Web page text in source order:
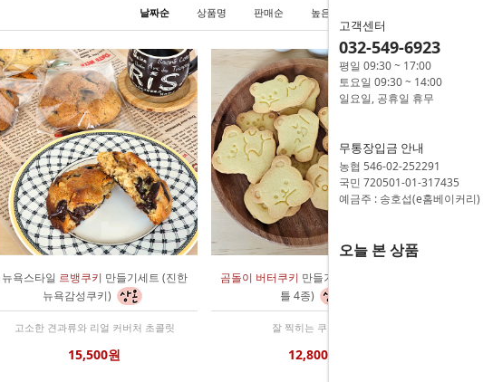
고객센터
032-549-6923
평일 09:30 ~ 17:00
토요일 09:30 ~ 14:00
일요일, 공휴일 휴무
무통장입금 안내
농협 546-02-252291
국민 720501-01-317435
예금주 : 송호섭(e홈베이커리)
오늘 본 상품
날짜순 상품명 판매순 높은가격
뉴욕스타일 르뱅쿠키 만들기세트 (진한
뉴욕감성쿠키)
고소한 견과류와 리얼 커버처 초콜릿
15,500원
곰돌이 버터쿠키 만들기세트 (푸쉬 쿠키
틀 4종)
잘 찍히는 쿠키커터
12,800원